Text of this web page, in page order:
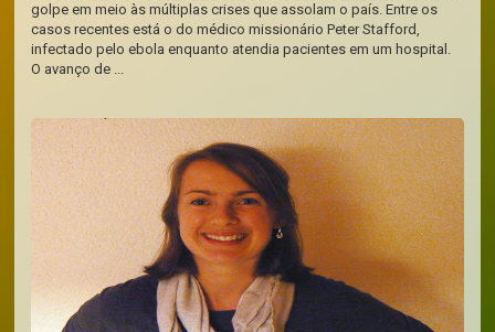
golpe em meio às múltiplas crises que assolam o país. Entre os
casos recentes está o do médico missionário Peter Stafford,
infectado pelo ebola enquanto atendia pacientes em um hospital.
O avanço de ...